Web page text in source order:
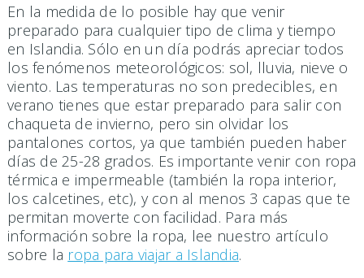
En la medida de lo posible hay que venir
preparado para cualquier tipo de clima y tiempo
en Islandia. Sólo en un día podrás apreciar todos
los fenómenos meteorológicos: sol, lluvia, nieve o
viento. Las temperaturas no son predecibles, en
verano tienes que estar preparado para salir con
chaqueta de invierno, pero sin olvidar los
pantalones cortos, ya que también pueden haber
días de 25-28 grados. Es importante venir con ropa
térmica e impermeable (también la ropa interior,
los calcetines, etc), y con al menos 3 capas que te
permitan moverte con facilidad. Para más
información sobre la ropa, lee nuestro artículo
sobre la ropa para viajar a Islandia.